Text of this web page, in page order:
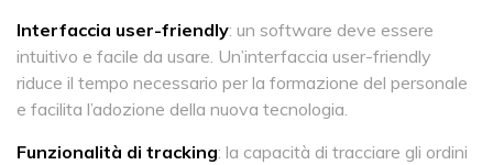
Interfaccia user-friendly: un software deve essere
intuitivo e facile da usare. Un’interfaccia user-friendly
riduce il tempo necessario per la formazione del personale
e facilita l’adozione della nuova tecnologia.
Funzionalità di tracking: la capacità di tracciare gli ordini